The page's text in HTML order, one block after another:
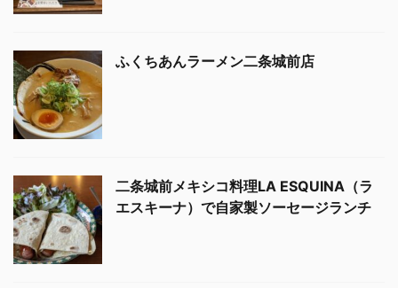
ふくちあんラーメン二条城前店
二条城前メキシコ料理LA ESQUINA（ラ
エスキーナ）で自家製ソーセージランチ